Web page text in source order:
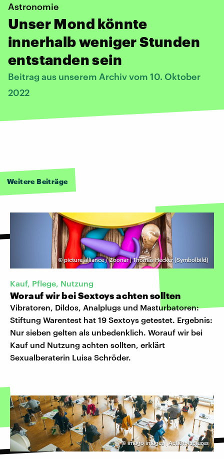
Astronomie
Unser Mond könnte
innerhalb weniger Stunden
entstanden sein
Beitrag aus unserem Archiv vom 10. Oktober
2022
Weitere Beiträge
© picture alliance / Zoonar | Thomas Hecker (Symbolbild)
Kauf, Pflege, Nutzung
Worauf wir bei Sextoys achten sollten
Vibratoren, Dildos, Analplugs und Masturbatoren:
Stiftung Warentest hat 19 Sextoys getestet. Ergebnis:
Nur sieben gelten als unbedenklich. Worauf wir bei
Kauf und Nutzung achten sollten, erklärt
Sexualberaterin Luisa Schröder.
©imago images | Action Pictures